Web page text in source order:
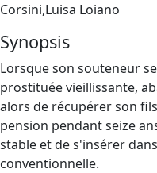
Corsini,Luisa Loiano
Synopsis
Lorsque son souteneur
prostituée vieillissante,
alors de récupérer son
pension pendant seize
stable et de s'insérer
conventionnelle.